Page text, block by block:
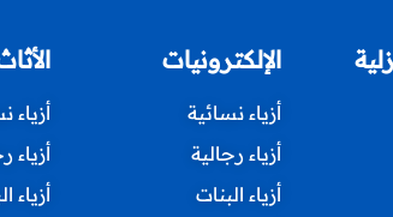
الإلكترونيات
أزياء نسائية
أزياء رجالية
أزياء البنات
أزياء
أزياء
أزياء